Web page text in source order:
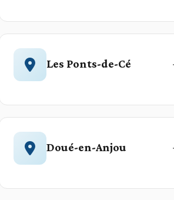
Les Ponts-de-Cé
Doué-en-Anjou